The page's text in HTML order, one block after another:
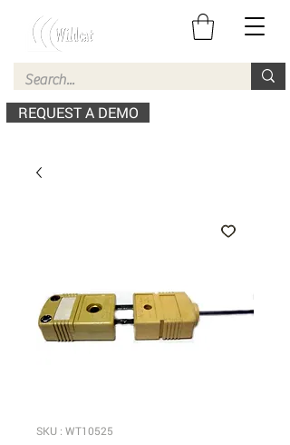
REQUEST A DEMO
SKU : WT10525